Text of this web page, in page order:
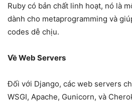
Ruby có bản chất linh hoạt, nó là
dành cho metaprogramming và
codes dễ chịu.
Về Web Servers
Đối với Django, các web servers
WSGI, Apache, Gunicorn, và